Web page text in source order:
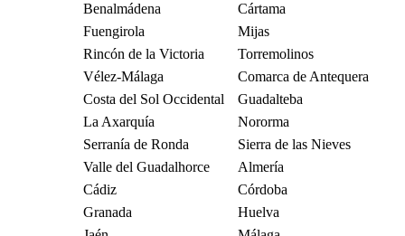
Benalmádena
Cártama
Fuengirola
Mijas
Rincón de la Victoria
Torremolinos
Vélez-Málaga
Comarca de Antequera
Costa del Sol Occidental
Guadalteba
La Axarquía
Nororma
Serranía de Ronda
Sierra de las Nieves
Valle del Guadalhorce
Almería
Cádiz
Córdoba
Granada
Huelva